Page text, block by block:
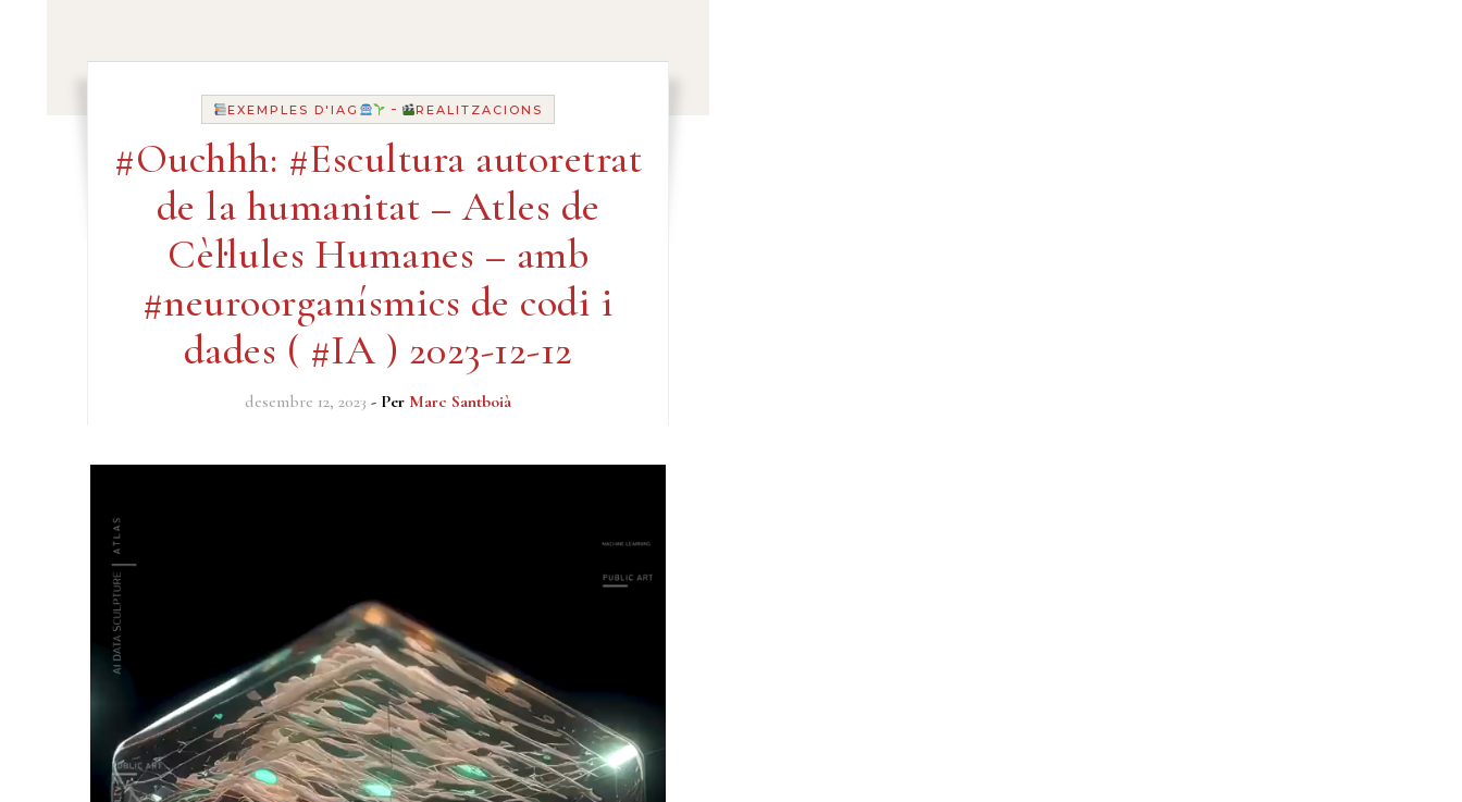
EXEMPLES D'IAG - REALITZACIONS
#Ouchhh: #Escultura autoretrat
de la humanitat – Atles de
Cèl·lules Humanes – amb
#neuroorganísmics de codi i
dades ( #IA ) 2023-12-12
desembre 12, 2023 - Per Marc Santboià